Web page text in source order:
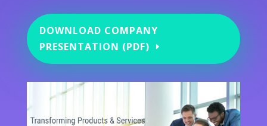
DOWNLOAD COMPANY
PRESENTATION (PDF)